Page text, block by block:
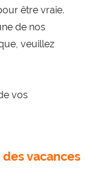
être vraie.
de nos
veuillez
vos
vacances